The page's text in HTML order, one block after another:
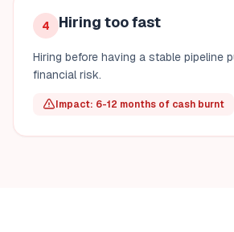
4 Hiring too fast
Hiring before having a stable pipeline
financial risk.
Impact: 6-12 months of cash burnt